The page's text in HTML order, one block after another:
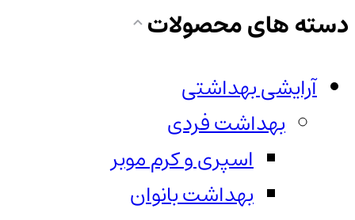
دسته های محصولات
آرایشی بهداشتی
بهداشت فردی
اسپری و کرم موبر
بهداشت بانوان